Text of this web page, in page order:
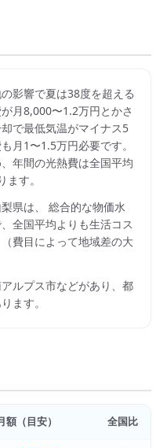
影響で夏は38度を超える
月8,000〜1.2万円とかさ
で最低気温がマイナス5
月1〜1.5万円必要です。
年間の光熱費は全国平均
す。
県は、 総合的な物価水
全国平均よりも生活コス
（費目によって地域差の大
ルプス市などがあり、都
ます。
額（目安） 全国比